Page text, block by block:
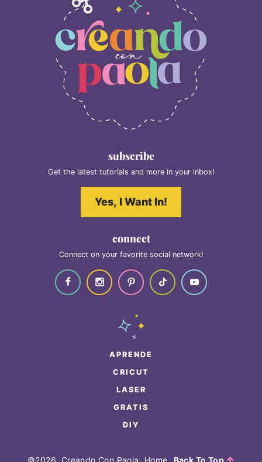
APRENDE
CRICUT
LASER
GRATIS
DIY
subscribe
Get the latest tutorials and more in your inbox!
Yes, I Want In!
connect
Connect on your favorite social network!
©2026, Creando Con Paola. Home Back To Top